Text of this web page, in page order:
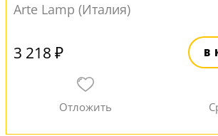
Arte Lamp (Италия)
3 218 ₽ В